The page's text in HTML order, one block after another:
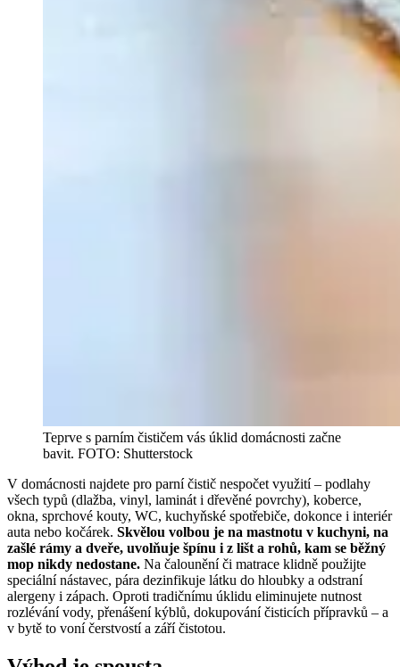
Teprve s parním čističem vás úklid domácnosti začne
bavit. FOTO: Shutterstock
V domácnosti najdete pro parní čistič nespočet využití – podlahy
všech typů (dlažba, vinyl, laminát i dřevěné povrchy), koberce,
okna, sprchové kouty, WC, kuchyňské spotřebiče, dokonce i interiér
auta nebo kočárek. Skvělou volbou je na mastnotu v kuchyni, na
zašlé rámy a dveře, uvolňuje špínu i z lišt a rohů, kam se běžný
mop nikdy nedostane. Na čalounění či matrace klidně použijte
speciální nástavec, pára dezinfikuje látku do hloubky a odstraní
alergeny i zápach. Oproti tradičnímu úklidu eliminujete nutnost
rozlévání vody, přenášení kýblů, dokupování čisticích přípravků – a
v bytě to voní čerstvostí a září čistotou.